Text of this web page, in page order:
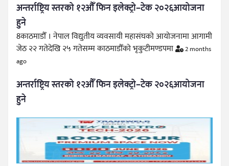
अन्तर्राष्ट्रिय स्तरको १२औँ फिन इलेक्ट्रो–टेक २०२६आयोजना
हुने
8काठमाडौँ । नेपाल विद्युतीय व्यवसायी महासंघको आयोजनामा आगामी
जेठ २२ गतेदेखि २५ गतेसम्म काठमाडौँको भृकुटीमण्डपमा
2 months
ago
अन्तर्राष्ट्रिय स्तरको १२औँ फिन इलेक्ट्रो–टेक २०२६आयोजना
हुने